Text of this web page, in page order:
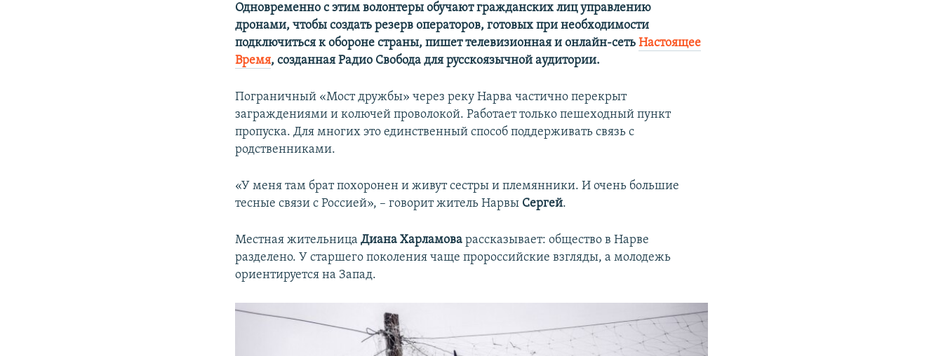
Одновременно с этим волонтеры обучают гражданских лиц управлению
дронами, чтобы создать резерв операторов, готовых при необходимости
подключиться к обороне страны, пишет телевизионная и онлайн-сетьНастоящее
Время, созданная Радио Свобода для русскоязычной аудитории.
Пограничный «Мост дружбы» через реку Нарва частично перекрыт
заграждениями и колючей проволокой. Работает только пешеходный пункт
пропуска. Для многих это единственный способ поддерживать связь с
родственниками.
«У меня там брат похоронен и живут сестры и племянники. И очень большие
тесные связи с Россией», – говорит житель Нарвы Сергей.
Местная жительницаДиана Харламова рассказывает: общество в Нарве
разделено. У старшего поколения чаще пророссийские взгляды, а молодежь
ориентируется на Запад.